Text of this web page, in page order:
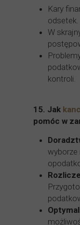
Kary
odsetek.
W
kontroli.
15. Jak
pomóc w
wyborze